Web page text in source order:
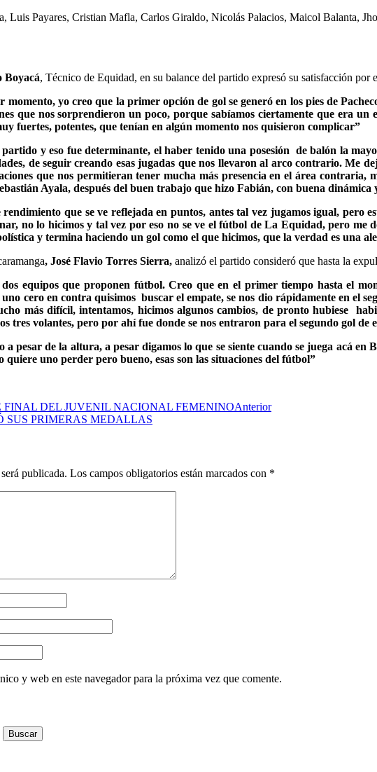
Luis Payares, Cristian Mafla, Carlos Giraldo, Nicolás Palacios, Maicol Balanta,
, Técnico de Equidad, en su balance del partido expresó su satisfacción
yo creo que la primer opción de gol se generó en los pies de
que nos sorprendieron un poco, porque sabíamos ciertamente que era
fuertes, potentes, que tenían en algún momento nos quisieron complicar”
y eso fue determinante, el haber tenido una posesión de balón la
de seguir creando esas jugadas que nos llevaron al arco contrario. Me
que nos permitieran tener mucha más presencia en el área
Ayala, después del buen trabajo que hizo Fabián, con buena dinámica
que se ve reflejada en puntos, antes tal vez jugamos igual, pero
no lo hicimos y tal vez por eso no se ve el fútbol de La Equidad, pero
y termina haciendo un gol como el que hicimos, que la verdad es una
, José Flavio Torres Sierra, analizó el partido consideró que hasta la
equipos que proponen fútbol. Creo que en el primer tiempo hasta el
cero en contra quisimos buscar el empate, se nos dio rápidamente en el
más difícil, intentamos, hicimos algunos cambios, de pronto hubiese
tres volantes, pero por ahí fue donde se nos entraron para el segundo gol de
pesar de la altura, a pesar digamos lo que se siente cuando se juega acá
quiere uno perder pero bueno, esas son las situaciones del fútbol”
FINAL DEL JUVENIL NACIONAL FEMENINOAnterior
SUS PRIMERAS MEDALLAS
publicada. Los campos obligatorios están marcados con *
y web en este navegador para la próxima vez que comente.